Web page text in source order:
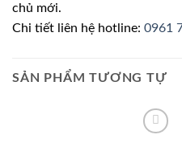
chủ mới.
Chi tiết liên hệ hotline: 0961
SẢN PHẨM TƯƠNG TỰ